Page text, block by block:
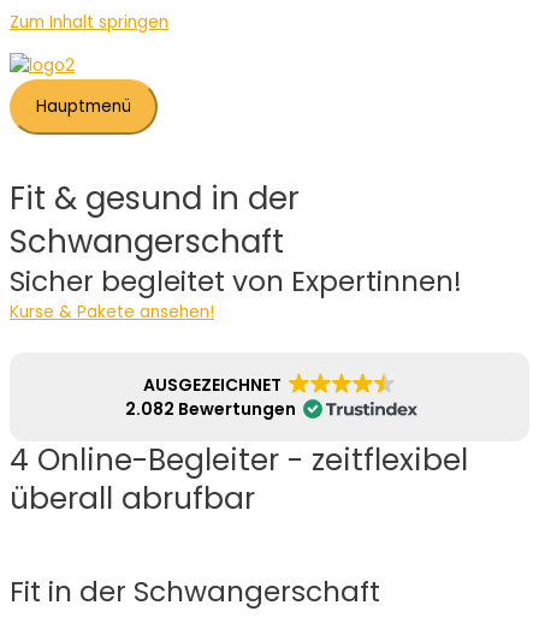
Zum Inhalt springen
Hauptmenü
Fit & gesund in der
Schwangerschaft
Sicher begleitet von Expertinnen!
Kurse & Pakete ansehen!
AUSGEZEICHNET
2.082 Bewertungen
4 Online-Begleiter - zeitflexibel
überall abrufbar
Fit in der Schwangerschaft